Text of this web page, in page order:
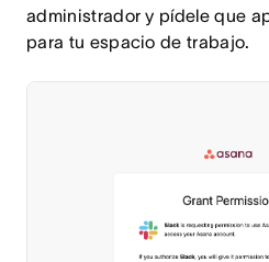
administrador y pídele que
para tu espacio de trabajo.